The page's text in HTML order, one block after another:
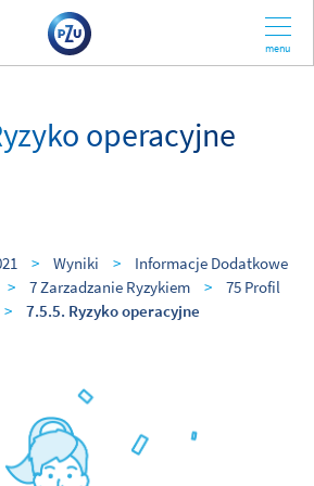
operacyjne
> Wyniki >
Informacje Dodatkowe
> 7 Zarzadzanie Ryzykiem >
75 Profil
> 7.5.5. Ryzyko operacyjne